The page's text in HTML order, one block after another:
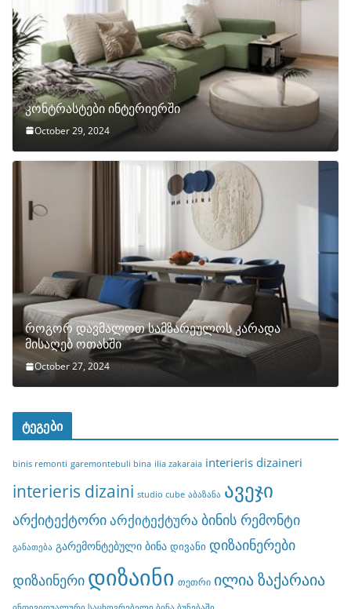
კონტრასტები ინტერიერში
October 29, 2024
როგორ დავმალოთ სამზარეულოს კარადა
მისაღებ ოთახში
October 27, 2024
ტეგები
binis remonti garemontebuli bina ilia zakaraia interieris dizaineri
interieris dizaini studio cube აბაზანა ავეჯი
არქიტექტორიარქიტექტურა ბინის რემონტი
განათება გარემონტებული ბინა დივანი დიზაინერები
დიზაინერი დიზაინი თეთრი ილია ზაქარაია